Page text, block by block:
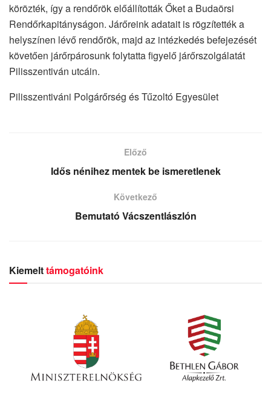
körözték, így a rendőrök előállították Őket a Budaörsi
Rendőrkapitányságon. Járőreink adatait is rögzítették a
helyszínen lévő rendőrök, majd az intézkedés befejezését
követően járőrpárosunk folytatta figyelő járőrszolgálatát
Pilisszentiván utcáin.
Pilisszentiváni Polgárőrség és Tűzoltó Egyesület
Előző
Idős nénihez mentek be ismeretlenek
Következő
Bemutató Vácszentlászlón
Kiemelttámogatóink